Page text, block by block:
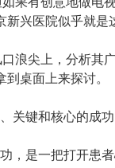
兴医院似乎就是
浪尖上，分析其
桌面上来探讨。
键和核心的成
是一把打开患